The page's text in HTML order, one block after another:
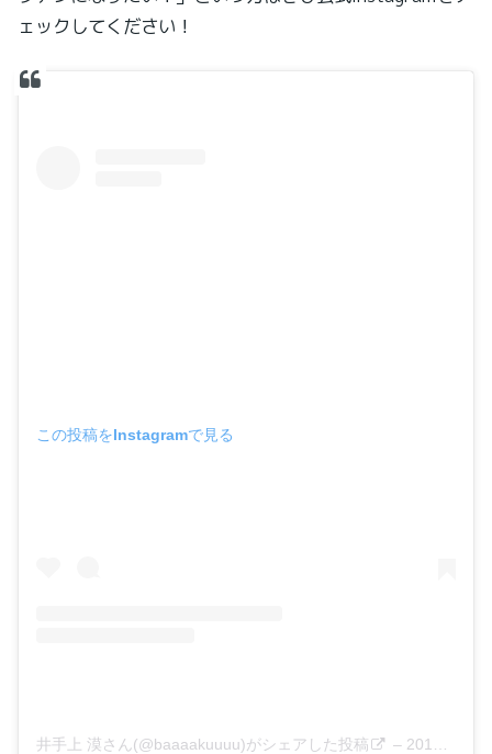
ェックしてください！
この投稿をInstagramで見る
井手上 漠さん(@baaaakuuuu)がシェアした投稿 – 2019年 7月月4日午前3時14分PDT